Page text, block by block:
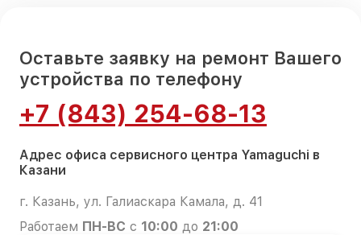
Оставьте заявку на ремонт Вашего
устройства по телефону
+7 (843) 254-68-13
Адрес офиса сервисного центра Yamaguchi в
Казани
г. Казань, ул. Галиаскара Камала, д. 41
Работаем ПН-ВС с 10:00 до 21:00